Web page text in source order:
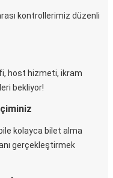
kontrollerimiz düzenli
host hizmeti, ikram
bekliyor!
kolayca bilet alma
gerçekleştirmek